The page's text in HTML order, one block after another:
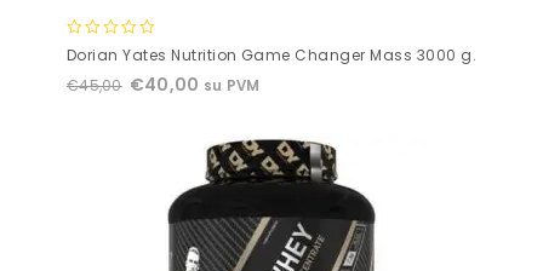
0
of
Dorian Yates Nutrition Game Changer Mass 3000 g.
€45,00 €40,00 su PVM